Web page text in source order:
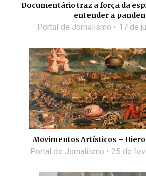
Documentário traz a força da
entender a
Portal de Jornalismo 17 de
Movimentos Artísticos –
Portal de Jornalismo 25 de